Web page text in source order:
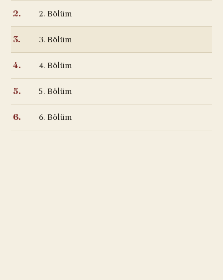
2. 2. Bölüm
3. 3. Bölüm
4. 4. Bölüm
5. 5. Bölüm
6. 6. Bölüm